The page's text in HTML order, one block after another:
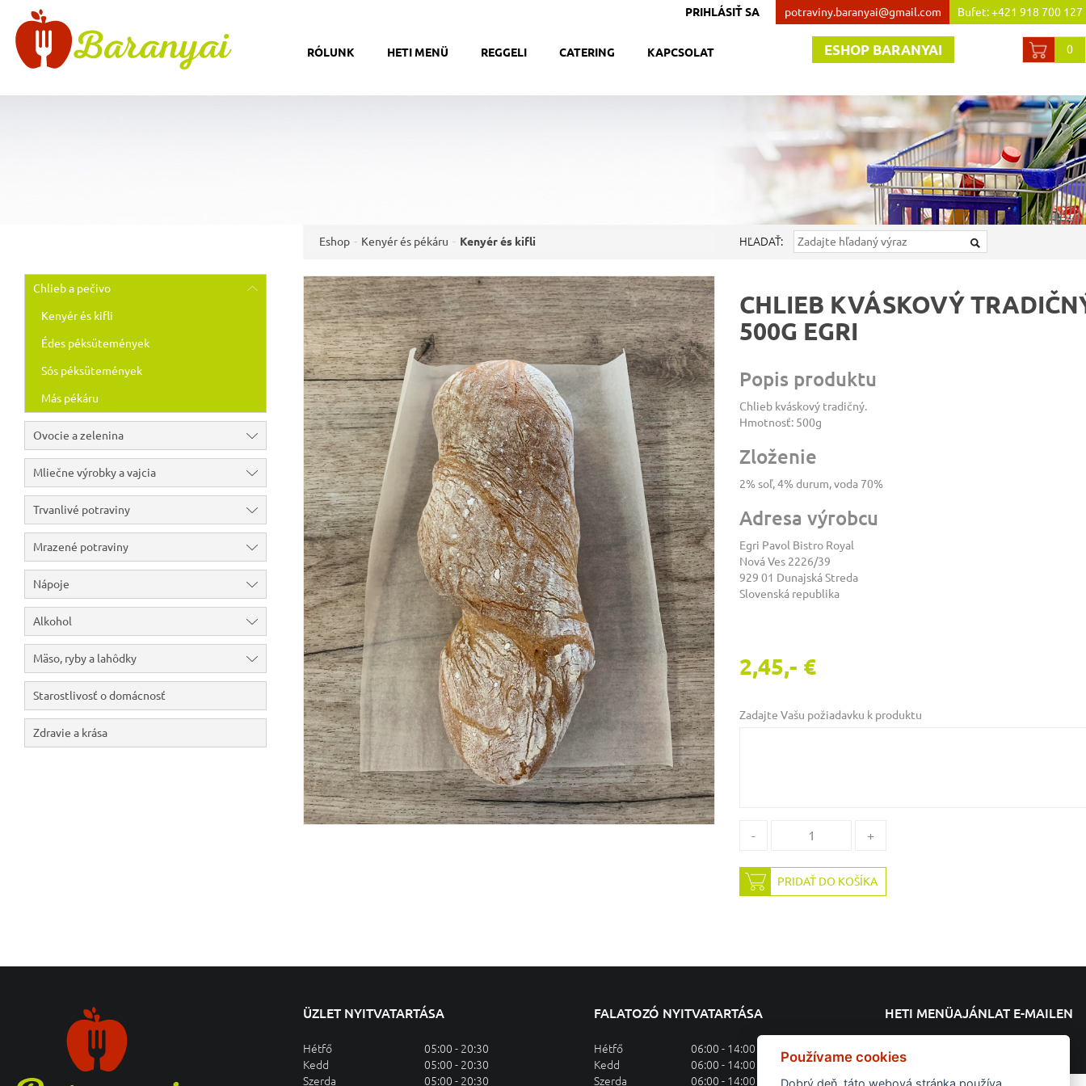
PRIHLÁSIŤ SA potraviny.baranyai@gmail.com
Bufet: +421 918 700 127
Obchod:+421 907 738
RÓLUNK
HETI MENÜ REGGELI CATERING KAPCSOLAT ESHOP BARANYAI 0
Chlieb a pečivo
Kenyér és kifli
Édes péksütemények
Sós péksütemények
Más pékáru
Ovocie a zelenina
Mliečne výrobky a vajcia
Trvanlivé potraviny
Mrazené potraviny
Nápoje
Alkohol
Mäso, ryby a lahôdky
Starostlivosť o domácnosť
Zdravie a krása
Eshop Kenyér és pékáru Kenyér és kifli HĽADAŤ:
CHLIEB KVÁSKOVÝ
500G EGRI
Popis produktu
Chlieb kváskový tradičný.
Hmotnosť: 500g
Zloženie
2% soľ, 4% durum, voda 70%
Adresa výrobcu
Egri Pavol Bistro Royal
Nová Ves 2226/39
929 01 Dunajská Streda
Slovenská republika
2,45,- €
Zadajte Vašu požiadavku k produktu
- +
PRIDAŤ DO KOŠÍKA
ÜZLET NYITVATARTÁSA
Hétfő
05:00 - 20:30
Kedd
05:00 - 20:30
Szerda
05:00 - 20:30
FALATOZÓ NYITVATARTÁSA
Hétfő
06:00 - 14:00
Kedd
06:00 - 14:00
Szerda
06:00 - 14:00
HETI MENÜAJÁNLAT E-MAILEN
Feliratkozás a heti menüajánlatra
Používame cookies
Dobrý deň, táto webová stránka používa